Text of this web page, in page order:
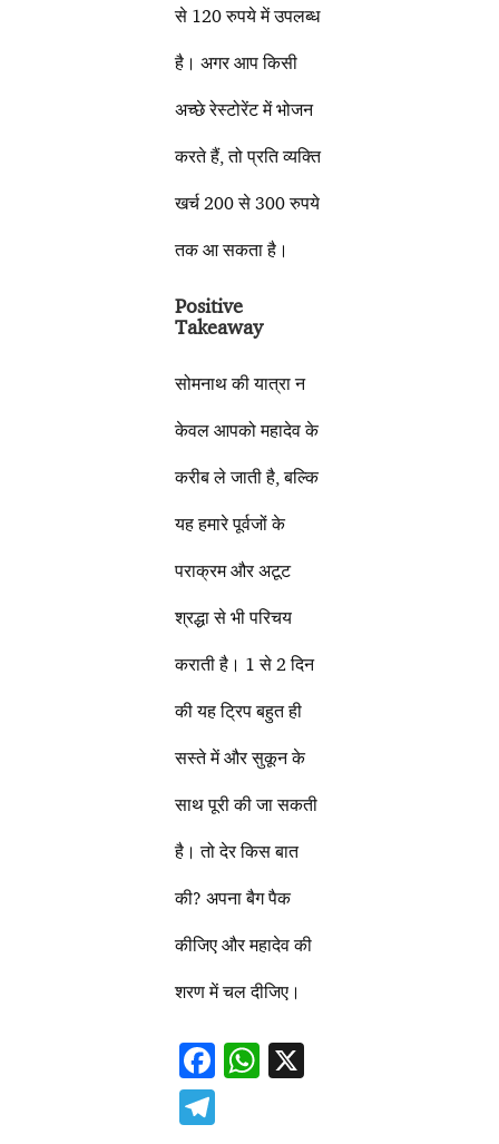
से 120 रुपये में उपलब्ध
है। अगर आप किसी
अच्छे रेस्टोरेंट में भोजन
करते हैं, तो प्रति व्यक्ति
खर्च 200 से 300 रुपये
तक आ सकता है।
Positive
Takeaway
सोमनाथ की यात्रा न
केवल आपको महादेव के
करीब ले जाती है, बल्कि
यह हमारे पूर्वजों के
पराक्रम और अटूट
श्रद्धा से भी परिचय
कराती है। 1 से 2 दिन
की यह ट्रिप बहुत ही
सस्ते में और सुकून के
साथ पूरी की जा सकती
है। तो देर किस बात
की? अपना बैग पैक
कीजिए और महादेव की
शरण में चल दीजिए।
F
W